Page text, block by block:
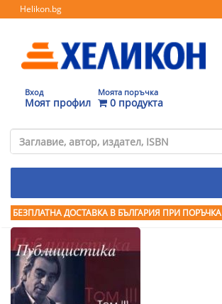
Helikon.bg
Вход
Моят профил
Моята поръчка
0 продукта
БЕЗПЛАТНА ДОСТАВКА В БЪЛГАРИЯ ПРИ ПОРЪЧКА